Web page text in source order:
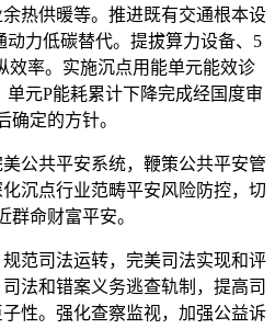
热供暖等。推进既有交通根本设
力低碳替代。提拔算力设备、5
效率。实施沉点用能单元能效诊
元P能耗累计下降完成经国度审
确定的方针。
共平安系统，鞭策公共平安管
沉点行业范畴平安风险防控，切
群命财富平安。
司法运转，完美司法实现和评
法和错案义务逃查轨制，提高司
性。强化查察监视，加强公益诉